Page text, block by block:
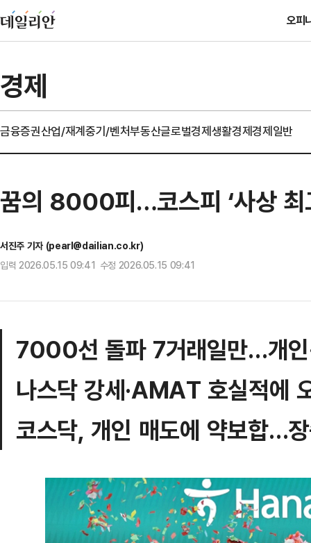
오피
경제
금융증권산업/재계중기/벤처부동산글로벌경제생활경제경제일반
꿈의 8000피…코스피 ‘사상 최
서진주 기자 (pearl@dailian.co.kr)
입력 2026.05.15 09:41 수정 2026.05.15 09:41
7000선 돌파 7거래일만…개인·
나스닥 강세·AMAT 호실적에
코스닥, 개인 매도에 약보합…